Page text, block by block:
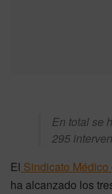
En total se
295
El Sindicato
ha alcanzado los